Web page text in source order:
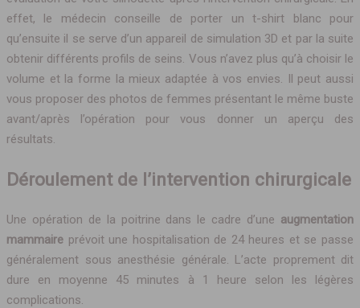
effet, le médecin conseille de porter un t-shirt blanc pour
qu’ensuite il se serve d’un appareil de simulation 3D et par la suite
obtenir différents profils de seins. Vous n’avez plus qu’à choisir le
volume et la forme la mieux adaptée à vos envies. Il peut aussi
vous proposer des photos de femmes présentant le même buste
avant/après l’opération pour vous donner un aperçu des
résultats.
Déroulement de l’intervention chirurgicale
Une opération de la poitrine dans le cadre d’une augmentation
mammaire prévoit une hospitalisation de 24 heures et se passe
généralement sous anesthésie générale. L’acte proprement dit
dure en moyenne 45 minutes à 1 heure selon les légères
complications.